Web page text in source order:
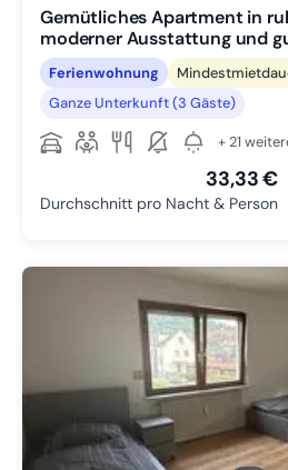
Gemütliches Apartment in
moderner Ausstattung und
Ferienwohnung
Ganze Unterkunft (3 Gäste)
+ 21
33,33 €
Durchschnitt pro Nacht & Person